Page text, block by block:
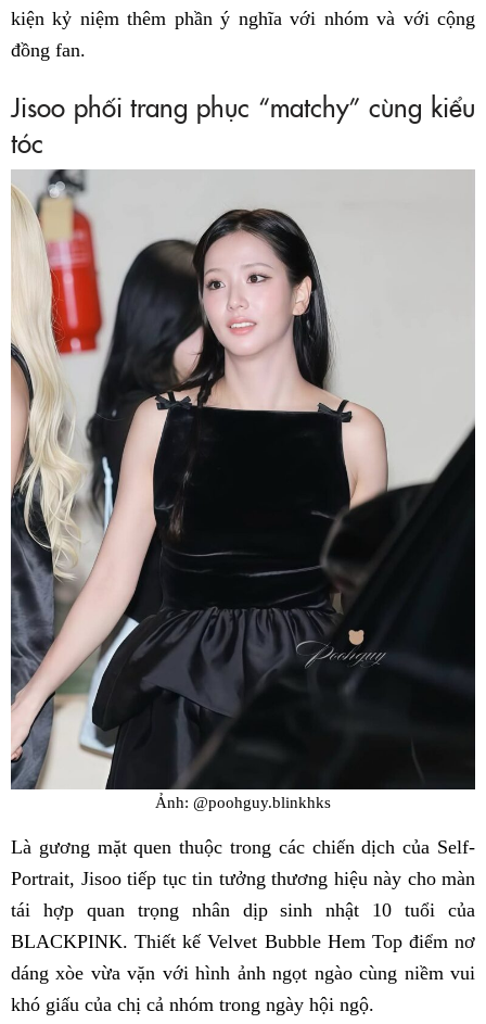
kiện kỷ niệm thêm phần ý nghĩa với nhóm và với cộng
đồng fan.
Jisoo phối trang phục “matchy” cùng kiểu
tóc
Ảnh: @poohguy.blinkhks
Là gương mặt quen thuộc trong các chiến dịch của Self-
Portrait, Jisoo tiếp tục tin tưởng thương hiệu này cho màn
tái hợp quan trọng nhân dịp sinh nhật 10 tuổi của
BLACKPINK. Thiết kế Velvet Bubble Hem Top điểm nơ
dáng xòe vừa vặn với hình ảnh ngọt ngào cùng niềm vui
khó giấu của chị cả nhóm trong ngày hội ngộ.